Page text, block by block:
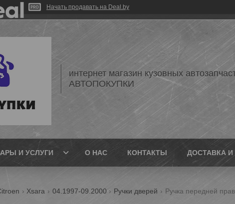
Начать продавать на Deal.by
интернет магазин кузовных
АВТОПОКУПКИ
И УСЛУГИ О НАС КОНТАКТЫ ДОСТАВКА И
Xsara 04.1997-09.2000 Ручки дверей Ручка передней